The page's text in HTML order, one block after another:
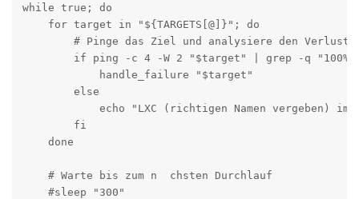
while true; do
    for target in "${TARGETS[@]}"; do
        # Pinge das Ziel und analysiere den Verlust
if ping -c 4 -W 2 "$target" | grep -q
            handle_failure "$target"
        else
echo "LXC (richtigen Namen vergeben)
        fi
    done
    # Warte bis zum n  chsten Durchlauf
    #sleep "300"